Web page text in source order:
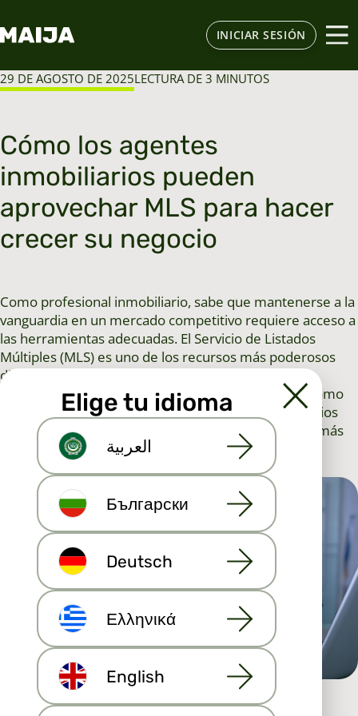
INICIAR SESIÓN
29 DE AGOSTO DE 2025LECTURA DE 3 MINUTOS
Cómo los agentes
inmobiliarios pueden
aprovechar MLS para hacer
crecer su negocio
Como profesional inmobiliario, sabe que mantenerse a la
vanguardia en un mercado competitivo requiere acceso a
las herramientas adecuadas. El Servicio de Listados
Múltiples (MLS) es uno de los recursos más poderosos
disponibles para los agentes, pero muchos no
aprovechan al máximo su potencial. Comprender cómo
aprovechar estratégicamente los listados inmobiliarios
del MLS puede darle una ventaja, ayudarle a cerrar más
tratos y a ampliar su cartera de clientes.
Lo que MLS realmente significa para los
Elige tu idioma
العربية
Български
Deutsch
Ελληνικά
English